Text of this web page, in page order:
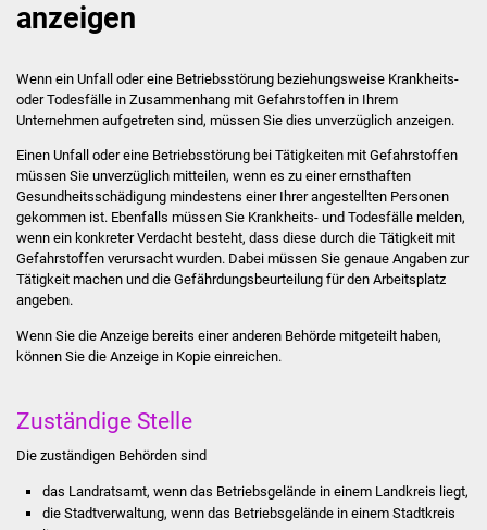
Kontakt
Veröffentlichungen
Ortsrecht
FNP / Bebauungspläne
Projekte
anzeigen
Wenn ein Unfall oder eine Betriebsstörung beziehungsweise Krankheits-
oder Todesfälle in Zusammenhang mit Gefahrstoffen in Ihrem
Unternehmen aufgetreten sind, müssen Sie dies unverzüglich anzeigen.
Einen Unfall oder eine Betriebsstörung bei Tätigkeiten mit Gefahrstoffen
müssen Sie unverzüglich mitteilen, wenn es zu einer ernsthaften
Gesundheitsschädigung mindestens einer Ihrer angestellten Personen
gekommen ist. Ebenfalls müssen Sie Krankheits- und Todesfälle melden,
wenn ein konkreter Verdacht besteht, dass diese durch die Tätigkeit mit
Gefahrstoffen verursacht wurden. Dabei müssen Sie genaue Angaben zur
Tätigkeit machen und die Gefährdungsbeurteilung für den Arbeitsplatz
angeben.
Wenn Sie die Anzeige bereits einer anderen Behörde mitgeteilt haben,
können Sie die Anzeige in Kopie einreichen.
Zuständige Stelle
Die zuständigen Behörden sind
das Landratsamt, wenn das Betriebsgelände in einem Landkreis liegt,
die Stadtverwaltung, wenn das Betriebsgelände in einem Stadtkreis